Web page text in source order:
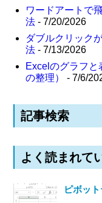
ワードアートで
法 - 7/20/2026
ダブルクリック
法 - 7/13/2026
Excelのグラフと
の整理）
- 7/6/
記事検索
よく読まれて
ピボッ